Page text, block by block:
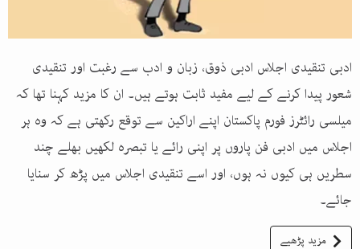
ادبی تنقیدی اجلاس ادبی ذوق، زبان و ادب سے رغبت اور تنقیدی
شعور پیدا کرنے کے لیے مفید ثابت ہوتے ہیں۔ ان کا مزید کہنا تھا کہ
میلسی رائٹرز فورم پاکستان اپنے اراکین سے توقع رکھتی ہے کہ وہ ہر
اجلاس میں ادبی فن پاروں پر اپنی رائے یا تبصرہ لکھیں بھلے چند
سطریں ہی کیوں نہ ہوں، اور اسے تنقیدی اجلاس میں پڑھ کر سنایا
جائے۔
مزید پڑھیے